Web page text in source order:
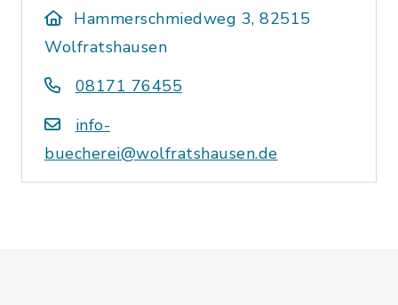
Hammerschmiedweg 3, 82515
Wolfratshausen
08171 76455
info-
buecherei@wolfratshausen.de